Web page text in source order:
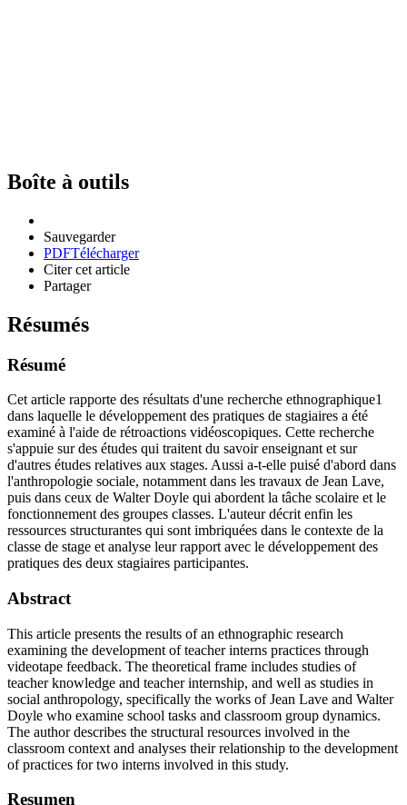
Boîte à outils
Sauvegarder
PDFTélécharger
Citer cet article
Partager
Résumés
Résumé
Cet article rapporte des résultats d'une recherche ethnographique1
dans laquelle le développement des pratiques de stagiaires a été
examiné à l'aide de rétroactions vidéoscopiques. Cette recherche
s'appuie sur des études qui traitent du savoir enseignant et sur
d'autres études relatives aux stages. Aussi a-t-elle puisé d'abord dans
l'anthropologie sociale, notamment dans les travaux de Jean Lave,
puis dans ceux de Walter Doyle qui abordent la tâche scolaire et le
fonctionnement des groupes classes. L'auteur décrit enfin les
ressources structurantes qui sont imbriquées dans le contexte de la
classe de stage et analyse leur rapport avec le développement des
pratiques des deux stagiaires participantes.
Abstract
This article presents the results of an ethnographic research
examining the development of teacher interns practices through
videotape feedback. The theoretical frame includes studies of
teacher knowledge and teacher internship, and well as studies in
social anthropology, specifically the works of Jean Lave and Walter
Doyle who examine school tasks and classroom group dynamics.
The author describes the structural resources involved in the
classroom context and analyses their relationship to the development
of practices for two interns involved in this study.
Resumen